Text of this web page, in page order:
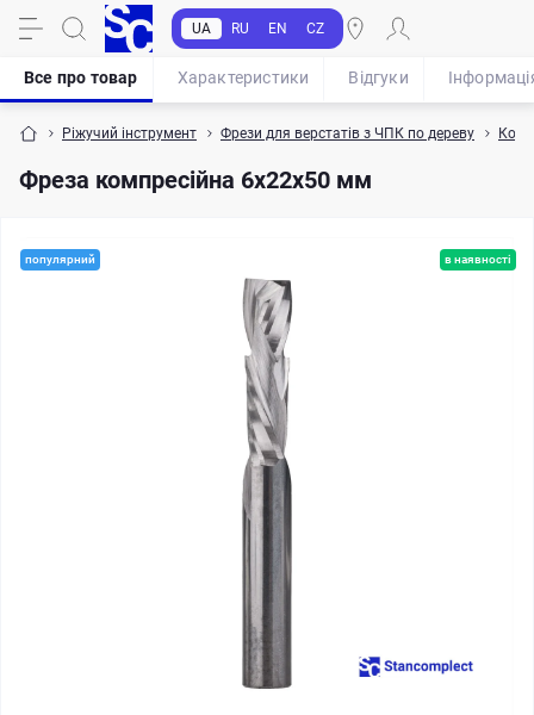
UA RU EN CZ
Ріжучий інструмент Фрези для верстатів з ЧПК по дереву
Фреза компресійна 6x22x50 мм
Все про товар Характеристики Відгуки
популярний в наявності